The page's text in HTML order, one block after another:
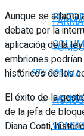
CLIMA
SERVICIOS
Aunque se
debate por la
aplicación de la
embriones
históricos de los
El éxito de la
de la jefa de
Diana Conti,